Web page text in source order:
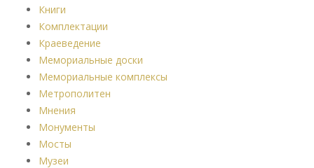
Книги
Комплектации
Краеведение
Мемориальные доски
Мемориальные комплексы
Метрополитен
Мнения
Монументы
Мосты
Музеи